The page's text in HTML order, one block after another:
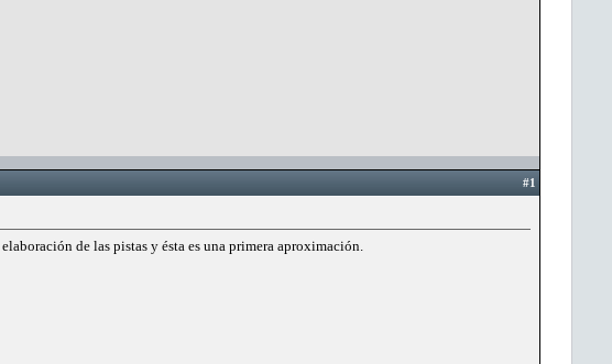
#1
de las pistas y ésta es una primera aproximación.